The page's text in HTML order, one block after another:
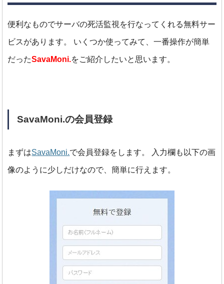
便利なものでサーバの死活監視を行なってくれる無料サー
ビスがあります。 いくつか使ってみて、一番操作が簡単
だったSavaMoni.をご紹介したいと思います。
SavaMoni.の会員登録
まずはSavaMoni.で会員登録をします。 入力欄も以下の画
像のように少しだけなので、簡単に行えます。